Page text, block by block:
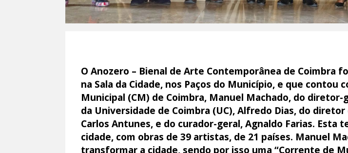
O Anozero – Bienal de Arte Contemporânea de Coimbra
na Sala da Cidade, nos Paços do Município, e que
Municipal (CM) de Coimbra, Manuel Machado, do
da Universidade de Coimbra (UC), Alfredo Dias, do
Carlos Antunes, e do curador-geral, Agnaldo Farias.
cidade, com obras de 39 artistas, de 21 países. Manuel
transformar a cidade, sendo por isso uma “Corrente de